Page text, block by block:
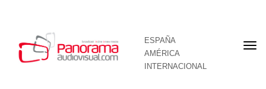
ESPAÑA
AMÉRICA
INTERNACIONAL